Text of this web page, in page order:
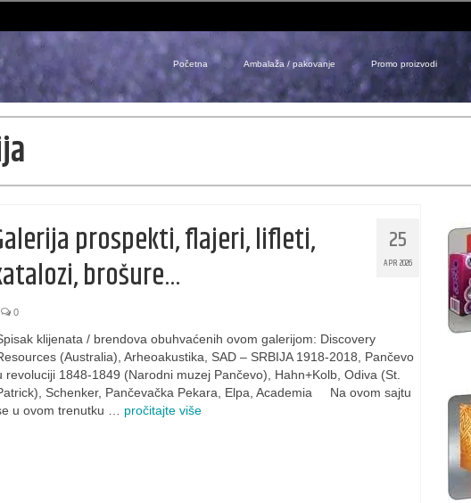
Početna Ambalaža / pakovanje Promo proizvodi
25
APR 2026
prospekti, flajeri, lifleti,
brošure…
0
klijenata / brendova obuhvaćenih ovom galerijom: Discovery
(Australia), Arheoakustika, SAD – SRBIJA 1918-2018, Pančevo
revoluciji 1848-1849 (Narodni muzej Pančevo), Hahn+Kolb, Odiva (St.
Schenker, Pančevačka Pekara, Elpa, Academia Na ovom sajtu
u ovom trenutku … pročitajte više